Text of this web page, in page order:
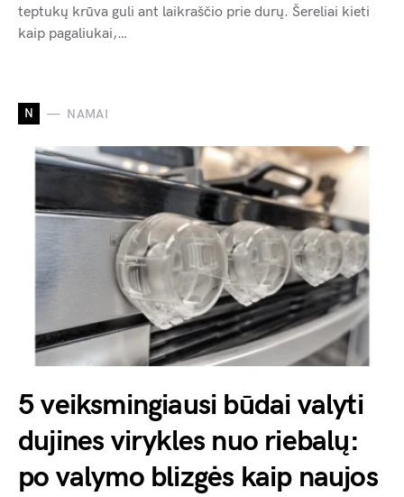
teptukų krūva guli ant laikraščio prie durų. Šereliai kieti
kaip pagaliukai,…
N NAMAI
5 veiksmingiausi būdai valyti
dujines virykles nuo riebalų:
po valymo blizgės kaip naujos